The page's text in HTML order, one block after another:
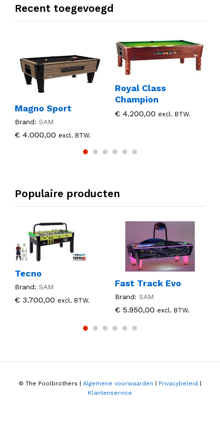
Recent toegevoegd
Magno Sport
Brand: SAM
€ 4.000,00 excl. BTW.
Royal Class
Champion
€ 4.200,00 excl. BTW.
Populaire producten
Tecno
Brand: SAM
€ 3.700,00 excl. BTW.
Fast Track Evo
Brand: SAM
€ 5.950,00 excl. BTW.
© The Poolbrothers | Algemene voorwaarden | Privacybeleid |
Klantenservice